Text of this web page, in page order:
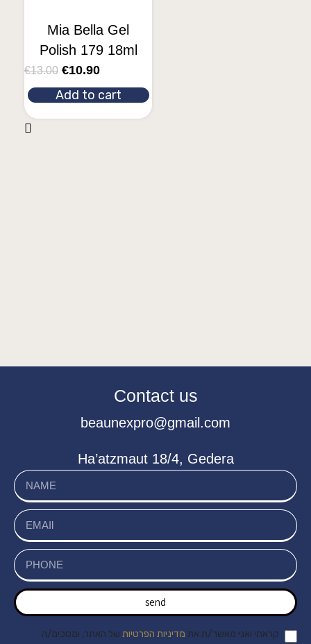
Mia Bella Gel
Polish 179 18ml
€13.00 €10.90
Add to cart
Contact us
beaunexpro@gmail.com
Ha’atzmaut 18/4, Gedera
send
קראתי ואני מאשר/ת את מדיניות הפרטיות של האתר, ומסכים/ה